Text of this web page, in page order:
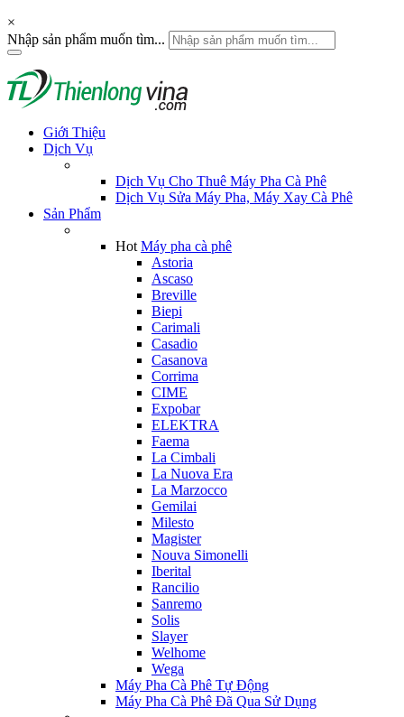
×
Nhập sản phẩm muốn tìm...
Giới Thiệu
Dịch Vụ
Dịch Vụ Cho Thuê Máy Pha Cà Phê
Dịch Vụ Sửa Máy Pha, Máy Xay Cà Phê
Sản Phẩm
Hot Máy pha cà phê
Astoria
Ascaso
Breville
Biepi
Carimali
Casadio
Casanova
Corrima
CIME
Expobar
ELEKTRA
Faema
La Cimbali
La Nuova Era
La Marzocco
Gemilai
Milesto
Magister
Nouva Simonelli
Iberital
Rancilio
Sanremo
Solis
Slayer
Welhome
Wega
Máy Pha Cà Phê Tự Động
Máy Pha Cà Phê Đã Qua Sử Dụng